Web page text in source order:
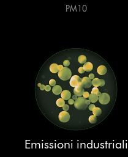
PM10
Emissioni industriali